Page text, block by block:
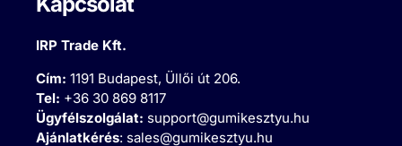
IRP Trade Kft.
Cím:1191 Budapest, Üllői út 206.
Tel: +36 30 869 8117
Ügyfélszolgálat: support@gumikesztyu.hu
Ajánlatkérés: sales@gumikesztyu.hu